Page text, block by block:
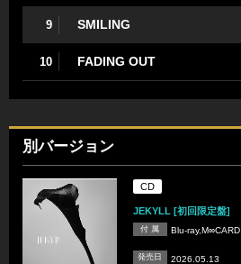
9 SMILING
10 FADING OUT
別バージョン
CD
JEKYLL [初回限定盤]
付 属 Blu-ray,M∞CARD
発売日 2026.05.13